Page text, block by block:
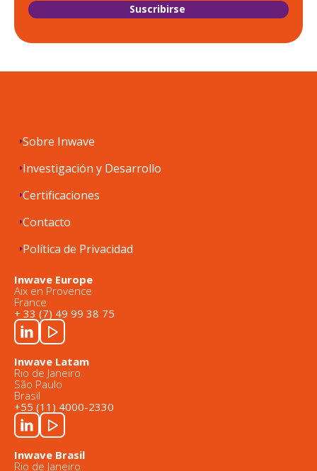
Sobre Inwave
Investigación y Desarrollo
Certificaciones
Contacto
Política de Privacidad
Inwave Europe
Aix en Provence
France
+ 33 (7) 49 99 38 75
Inwave Latam
Rio de Janeiro
São Paulo
Brasil
+55 (11) 4000-2330
Inwave Brasil
Rio de Janeiro